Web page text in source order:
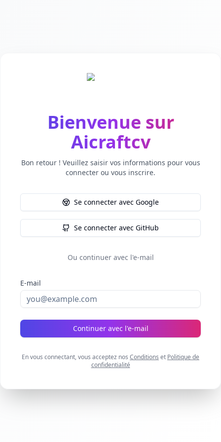
Bienvenue sur
Aicraftcv
Bon retour ! Veuillez saisir vos informations pour vous
connecter ou vous inscrire.
Se connecter avec Google
Se connecter avec GitHub
Ou continuer avec l'e-mail
E-mail
Continuer avec l'e-mail
En vous connectant, vous acceptez nos Conditions et Politique de
confidentialité